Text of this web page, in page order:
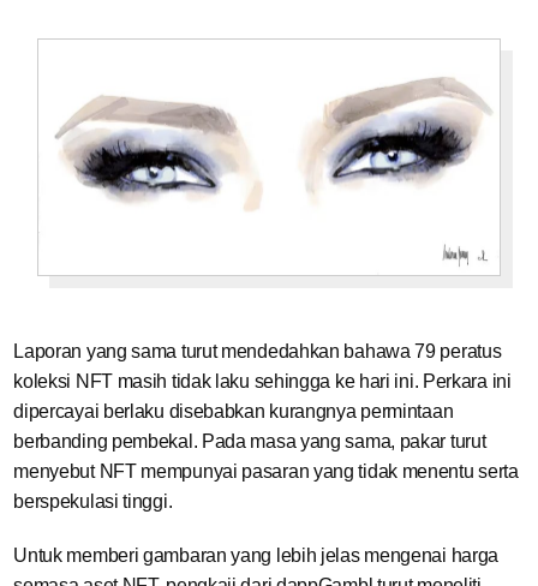
Laporan yang sama turut mendedahkan bahawa 79 peratus
koleksi NFT masih tidak laku sehingga ke hari ini. Perkara ini
dipercayai berlaku disebabkan kurangnya permintaan
berbanding pembekal. Pada masa yang sama, pakar turut
menyebut NFT mempunyai pasaran yang tidak menentu serta
berspekulasi tinggi.
Untuk memberi gambaran yang lebih jelas mengenai harga